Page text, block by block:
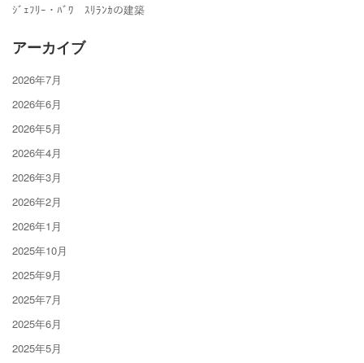
ｼﾞｪﾌﾘｰ・ﾊﾞﾜ ｽﾘﾗﾝｶの建築
アーカイブ
2026年7月
2026年6月
2026年5月
2026年4月
2026年3月
2026年2月
2026年1月
2025年10月
2025年9月
2025年7月
2025年6月
2025年5月